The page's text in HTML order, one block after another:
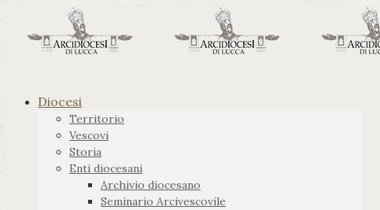
Diocesi
Territorio
Vescovi
Storia
Enti diocesani
Archivio diocesano
Seminario Arcivescovile